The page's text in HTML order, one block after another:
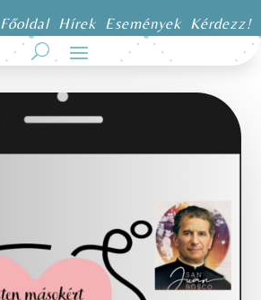
Főoldal Hírek Események Kérdezz!